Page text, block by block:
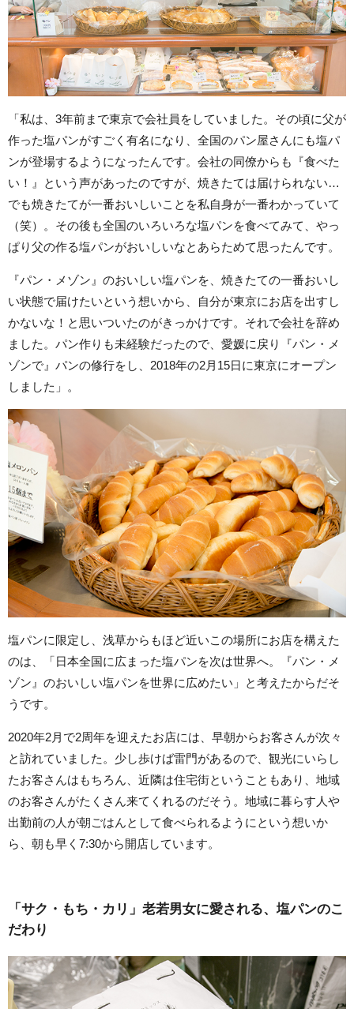
「私は、3年前まで東京で会社員をしていました。その頃に父が
作った塩パンがすごく有名になり、全国のパン屋さんにも塩パ
ンが登場するようになったんです。会社の同僚からも『食べた
い！』という声があったのですが、焼きたては届けられない…
でも焼きたてが一番おいしいことを私自身が一番わかっていて
（笑）。その後も全国のいろいろな塩パンを食べてみて、やっ
ぱり父の作る塩パンがおいしいなとあらためて思ったんです。
『パン・メゾン』のおいしい塩パンを、焼きたての一番おいし
い状態で届けたいという想いから、自分が東京にお店を出すし
かないな！と思いついたのがきっかけです。それで会社を辞め
ました。パン作りも未経験だったので、愛媛に戻り『パン・メ
ゾンで』パンの修行をし、2018年の2月15日に東京にオープン
しました」。
塩パンに限定し、浅草からもほど近いこの場所にお店を構えた
のは、「日本全国に広まった塩パンを次は世界へ。『パン・メ
ゾン』のおいしい塩パンを世界に広めたい」と考えたからだそ
うです。
2020年2月で2周年を迎えたお店には、早朝からお客さんが次々
と訪れていました。少し歩けば雷門があるので、観光にいらし
たお客さんはもちろん、近隣は住宅街ということもあり、地域
のお客さんがたくさん来てくれるのだそう。地域に暮らす人や
出勤前の人が朝ごはんとして食べられるようにという想いか
ら、朝も早く7:30から開店しています。
「サク・もち・カリ」老若男女に愛される、塩パンのこ
だわり